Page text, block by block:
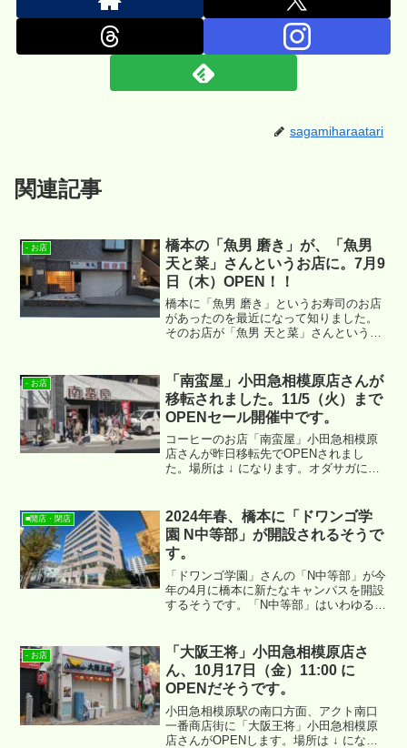
sagamiharaatari
関連記事
- お店
橋本の「魚男 磨き」が、「魚男
天と菜」さんというお店に。7月9
日（木）OPEN！！
橋本に「魚男 磨き」というお寿司のお店
があったのを最近になって知りました。
そのお店が「魚男 天と菜」さんという天
- お店
「南蛮屋」小田急相模原店さんが
移転されました。11/5（火）まで
OPENセール開催中です。
コーヒーのお店「南蛮屋」小田急相模原
店さんが昨日移転先でOPENされまし
た。場所は ↓ になります。オダサガにあ
ります。
■開店・閉店
2024年春、橋本に「ドワンゴ学
園 N中等部」が開設されるそうで
す。
「ドワンゴ学園」さんの「N中等部」が今
年の4月に橋本に新たなキャンパスを開設
するそうです。「N中等部」はいわゆる中
は ↓ の2階になるようです。
- お店
「大阪王将」小田急相模原店さ
ん、10月17日（金）11:00 に
OPENだそうです。
小田急相模原駅の南口方面、アクト南口
一番商店街に「大阪王将」小田急相模原
店さんがOPENします。場所は ↓ になり